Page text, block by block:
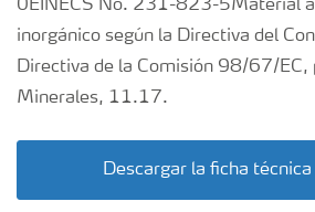
0EINECS No. 231-823-5Material
inorgánico según la Directiva del
Directiva de la Comisión 98/67/
Minerales, 11.17.
Descargar la ficha